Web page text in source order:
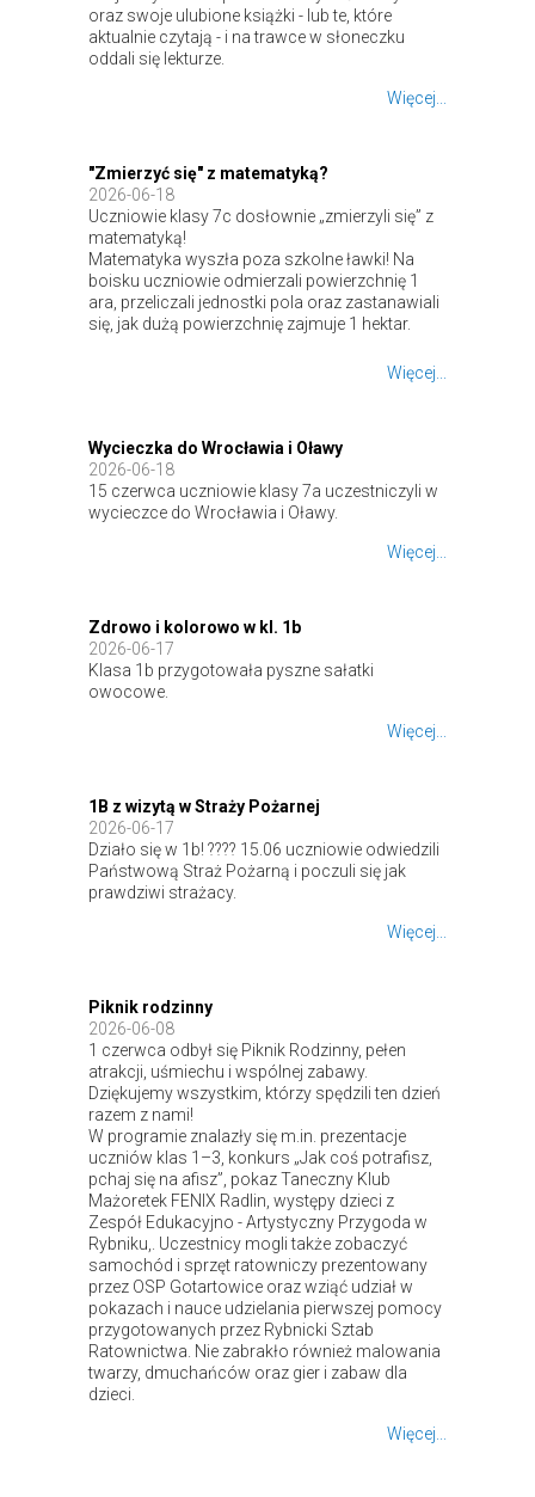
oraz swoje ulubione książki - lub te, które
aktualnie czytają - i na trawce w słoneczku
oddali się lekturze.
Więcej...
"Zmierzyć się" z matematyką?
2026-06-18
Uczniowie klasy 7c dosłownie „zmierzyli się” z
matematyką!
Matematyka wyszła poza szkolne ławki! Na
boisku uczniowie odmierzali powierzchnię 1
ara, przeliczali jednostki pola oraz zastanawiali
się, jak dużą powierzchnię zajmuje 1 hektar.
Więcej...
Wycieczka do Wrocławia i Oławy
2026-06-18
15 czerwca uczniowie klasy 7a uczestniczyli w
wycieczce do Wrocławia i Oławy.
Więcej...
Zdrowo i kolorowo w kl. 1b
2026-06-17
Klasa 1b przygotowała pyszne sałatki
owocowe.
Więcej...
1B z wizytą w Straży Pożarnej
2026-06-17
Działo się w 1b! ???? 15.06 uczniowie odwiedzili
Państwową Straż Pożarną i poczuli się jak
prawdziwi strażacy.
Więcej...
Piknik rodzinny
2026-06-08
1 czerwca odbył się Piknik Rodzinny, pełen
atrakcji, uśmiechu i wspólnej zabawy.
Dziękujemy wszystkim, którzy spędzili ten dzień
razem z nami!
W programie znalazły się m.in. prezentacje
uczniów klas 1–3, konkurs „Jak coś potrafisz,
pchaj się na afisz”, pokazTaneczny Klub
Mażoretek FENIX Radlin , występy dzieci z
Zespół Edukacyjno - Artystyczny Przygoda w
Rybniku ,. Uczestnicy mogli także zobaczyć
samochód i sprzęt ratowniczy prezentowany
przez OSP Gotartowice oraz wziąć udział w
pokazach i nauce udzielania pierwszej pomocy
przygotowanych przez Rybnicki Sztab
Ratownictwa . Nie zabrakło również malowania
twarzy, dmuchańców oraz gier i zabaw dla
dzieci.
Więcej...